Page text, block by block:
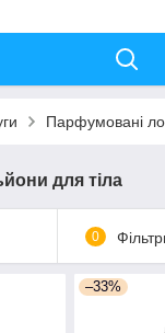
Парфумовані
для тіла
0
–33%